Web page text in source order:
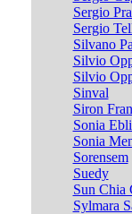
Sergio
Sergio
Silvano
Silvio
Silvio
Sinval
Siron
Sonia
Sonia
Sorensem
Suedy
Sun Chia
Sylmara